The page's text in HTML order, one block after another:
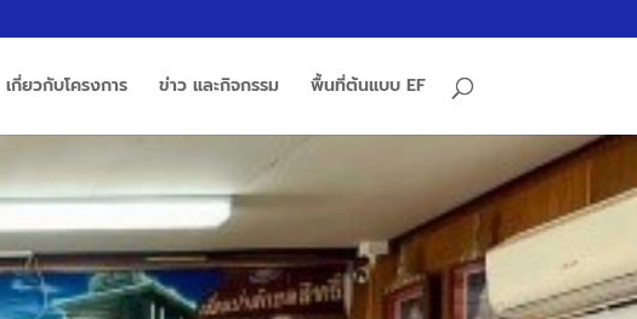
เกี่ยวกับโครงการ ข่าว และกิจกรรม พื้นที่ต้นแบบ EF